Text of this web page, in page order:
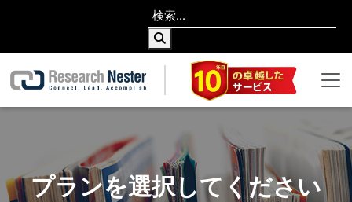
プランを選択してください